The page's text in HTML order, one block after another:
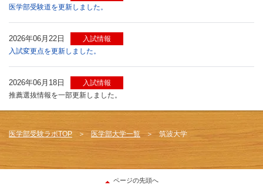
医学部受験道を更新しました。
2026年06月22日
入試情報
入試変更点を更新しました。
2026年06月18日
入試情報
推薦選抜情報を一部更新しました。
医学部受験ラボTOP 医学部大学一覧 筑波大学
ページの先頭へ